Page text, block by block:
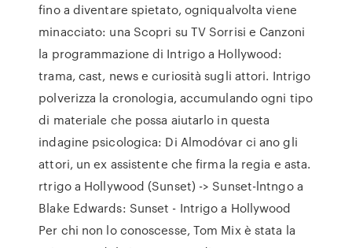
fino a diventare spietato, ogniqualvolta viene
minacciato: una Scopri su TV Sorrisi e Canzoni
la programmazione di Intrigo a Hollywood:
trama, cast, news e curiosità sugli attori. Intrigo
polverizza la cronologia, accumulando ogni tipo
di materiale che possa aiutarlo in questa
indagine psicologica: Di Almodóvar ci ano gli
attori, un ex assistente che firma la regia e asta.
rtrigo a Hollywood (Sunset) -> Sunset-lntngo a
Blake Edwards: Sunset - Intrigo a Hollywood
Per chi non lo conoscesse, Tom Mix è stata la